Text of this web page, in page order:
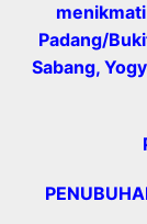
Padang/
Sabang,